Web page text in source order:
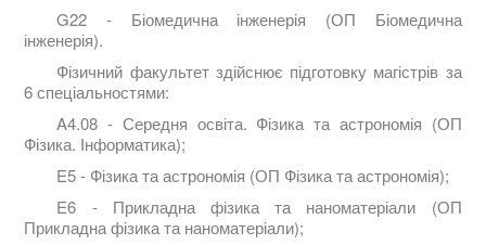
G22 - Біомедична інженерія (ОП Біомедична
інженерія).
Фізичний факультет здійснює підготовку магістрів за
6 спеціальностями:
A4.08 - Середня освіта. Фізика та астрономія (ОП
Фізика. Інформатика);
E5 - Фізика та астрономія (ОП Фізика та астрономія);
E6 - Прикладна фізика та наноматеріали (ОП
Прикладна фізика та наноматеріали);